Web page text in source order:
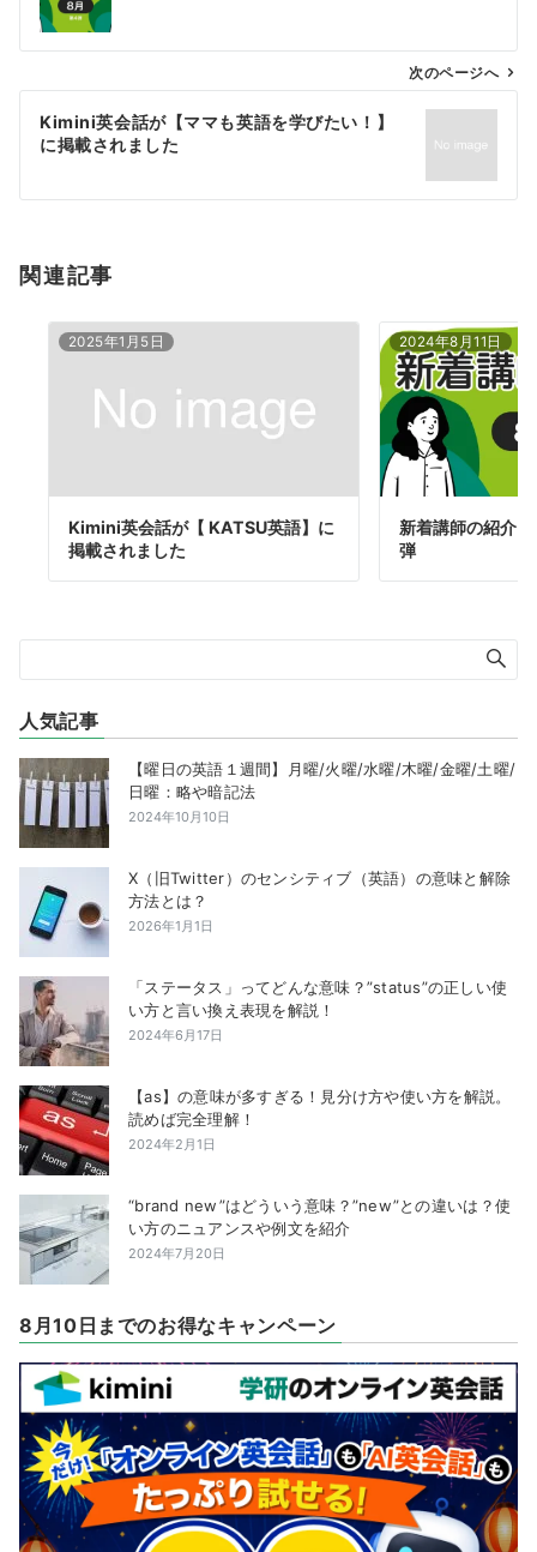
ビ
ン
次のページへ
Kimini英会話が【ママも英語を学びたい！】
に掲載されました
関連記事
2025年1月5日
Kimini英会話が【 KATSU英語】に
掲載されました
2024年8月11日
新着講師の紹介
弾
人気記事
【曜日の英語１週間】月曜/火曜/水曜/木曜/金曜/土曜/
日曜：略や暗記法
2024年10月10日
X（旧Twitter）のセンシティブ（英語）の意味と解除
方法とは？
2026年1月1日
「ステータス」ってどんな意味？”status”の正しい使
い方と言い換え表現を解説！
2024年6月17日
【as】の意味が多すぎる！見分け方や使い方を解説。
読めば完全理解！
2024年2月1日
“brand new”はどういう意味？”new”との違いは？使
い方のニュアンスや例文を紹介
2024年7月20日
8月10日までのお得なキャンペーン